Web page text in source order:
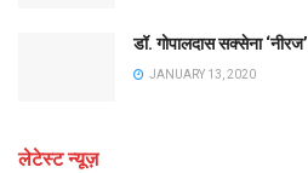
डॉ. गोपालदास सक्सेना ‘नीरज’
JANUARY 13, 2020
लेटेस्ट न्यूज़